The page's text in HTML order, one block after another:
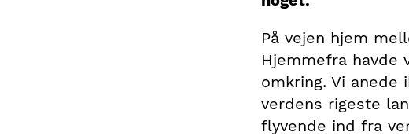
På vejen hjem
Hjemmefra
omkring. Vi
verdens rigeste
flyvende ind fra